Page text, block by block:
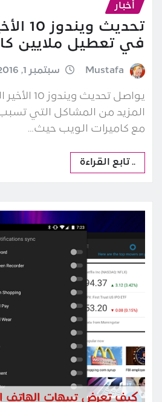
أخبار
تحديث
في تعطيل ملايين
Mustafa سبتمبر 1, 2016
يواصل
المزيد من المشاكل التي
مع كاميرات الويب حيث…
.. تابع القراءة